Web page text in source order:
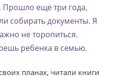
Прошло еще три года,
собирать документы. Я
не торопиться.
ребенка в семью.
планах, читали книги